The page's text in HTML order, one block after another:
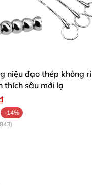
niệu đạo thép không rỉ
thích sâu mới lạ
-14%